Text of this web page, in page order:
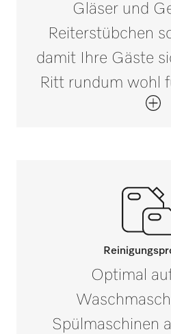
Gläser und
Reiterstübchen
damit Ihre Gäste
Ritt rundum wohl
Optimal
Spülmaschinen